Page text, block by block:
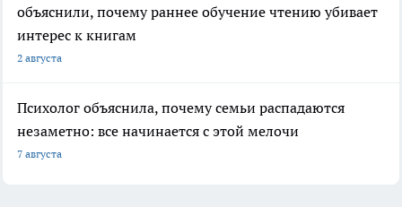
объяснили, почему раннее обучение чтению убивает
интерес к книгам
2 августа
Психолог объяснила, почему семьи распадаются
незаметно: все начинается с этой мелочи
7 августа